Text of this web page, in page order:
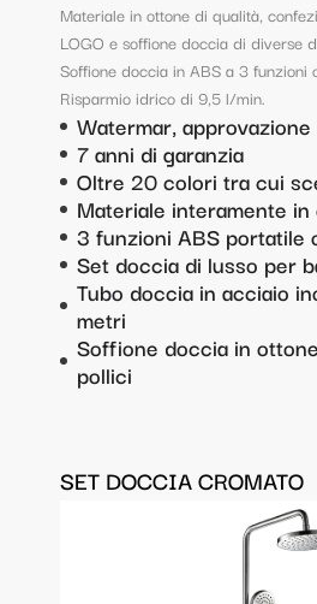
Materiale in ottone di qualità,
LOGO e soffione doccia di diverse
Soffione doccia in ABS a 3 funzioni
Risparmio idrico di 9,5 l/min.
Watermar,
7 anni di garanzia
Oltre 20 colori tra cui
Materiale interamente
3 funzioni ABS portatile
Set doccia di lusso per
Tubo doccia in acciaio
metri
Soffione doccia in
pollici
SET DOCCIA CROMATO